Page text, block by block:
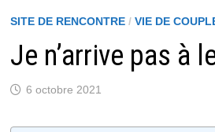
SITE DE RENCONTRE/ VIE DE
Je n’arrive pas à
6 octobre 2021